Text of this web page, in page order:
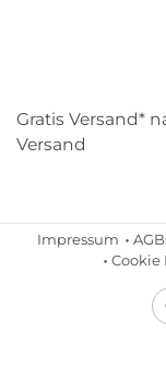
Gratis Versand*
Versand
Impressum
Cookie